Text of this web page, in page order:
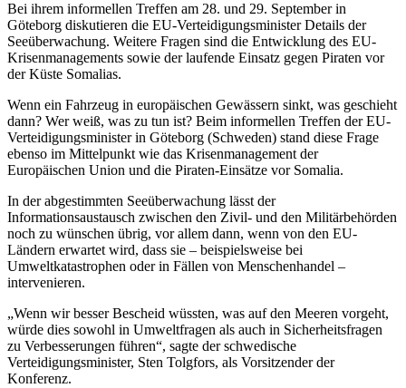
Bei ihrem informellen Treffen am 28. und 29. September in
Göteborg diskutieren die EU-Verteidigungsminister Details der
Seeüberwachung. Weitere Fragen sind die Entwicklung des EU-
Krisenmanagements sowie der laufende Einsatz gegen Piraten vor
der Küste Somalias.
Wenn ein Fahrzeug in europäischen Gewässern sinkt, was geschieht
dann? Wer weiß, was zu tun ist? Beim informellen Treffen der EU-
Verteidigungsminister in Göteborg (Schweden) stand diese Frage
ebenso im Mittelpunkt wie das Krisenmanagement der
Europäischen Union und die Piraten-Einsätze vor Somalia.
In der abgestimmten Seeüberwachung lässt der
Informationsaustausch zwischen den Zivil- und den Militärbehörden
noch zu wünschen übrig, vor allem dann, wenn von den EU-
Ländern erwartet wird, dass sie – beispielsweise bei
Umweltkatastrophen oder in Fällen von Menschenhandel –
intervenieren.
„Wenn wir besser Bescheid wüssten, was auf den Meeren vorgeht,
würde dies sowohl in Umweltfragen als auch in Sicherheitsfragen
zu Verbesserungen führen“, sagte der schwedische
Verteidigungsminister, Sten Tolgfors, als Vorsitzender der
Konferenz.